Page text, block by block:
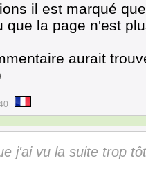
il est marqué
que la page n'est
aurait
j'ai vu la suite trop